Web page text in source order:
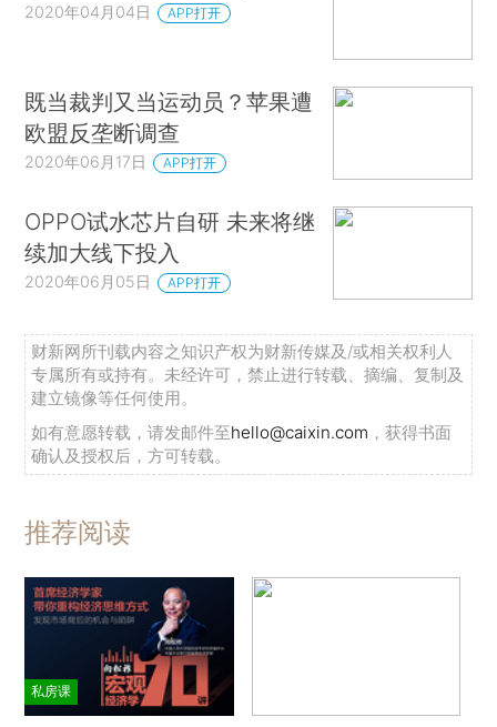
2020年04月04日 APP打开
既当裁判又当运动员？苹果遭
欧盟反垄断调查
2020年06月17日 APP打开
OPPO试水芯片自研 未来将继
续加大线下投入
2020年06月05日 APP打开
财新网所刊载内容之知识产权为财新传媒及/或相关权利人
专属所有或持有。未经许可，禁止进行转载、摘编、复制及
建立镜像等任何使用。
如有意愿转载，请发邮件至hello@caixin.com ，获得书面
确认及授权后，方可转载。
推荐阅读
私房课